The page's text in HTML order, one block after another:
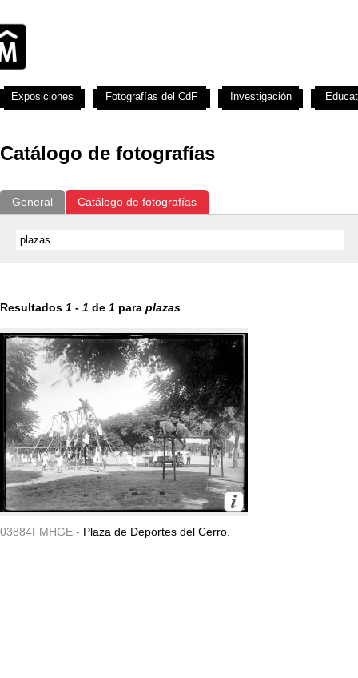
Catálogo de fotografías
General Catálogo de fotografías
Resultados 1 - 1 de 1 para plazas
03884FMHGE - Plaza de Deportes del Cerro.
Exposiciones Fotografías del CdF Investigación